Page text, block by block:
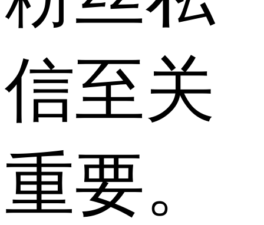
信至关
重要。